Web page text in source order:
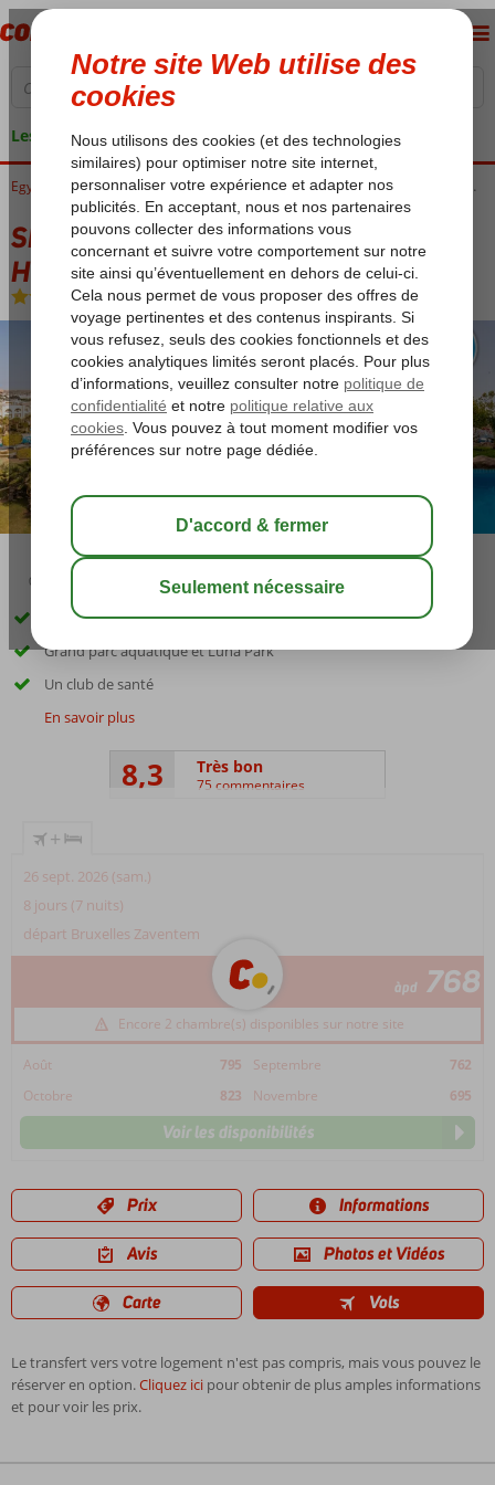
Les garanties de vacances
Mer Rouge Hurghada Makadi Bay SRNTY Sun Ray (ex. Serenity Alma Heights)
SRNTY Sun Ray (ex. Serenity Alma
Heights)
All Inclusive-Hôtel
04:50 août 34°C
À proximité de la plage avec une barrière de corail
Grand parc aquatique et Luna Park
Un club de santé
En savoir plus
8,3 Très bon
75 commentaires
+
26 sept. 2026 (sam.)
8 jours (7 nuits)
départ Bruxelles Zaventem
àpd 768
Encore 2 chambre(s) disponibles sur notre site
Août 795 Septembre
762
Octobre
823 Novembre 695
Voir les disponibilités
Prix Informations
Avis Photos et Vidéos
Carte Vols
Le transfert vers votre logement n'est pas compris, mais vous pouvez le
réserver en option.Cliquez ici pour obtenir de plus amples informations
et pour voir les prix.